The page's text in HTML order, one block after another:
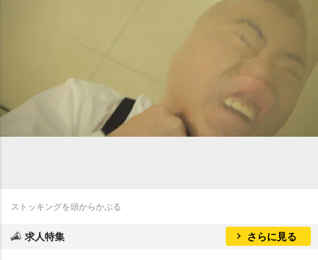
ストッキングを頭からかぶる
求人特集 さらに見る